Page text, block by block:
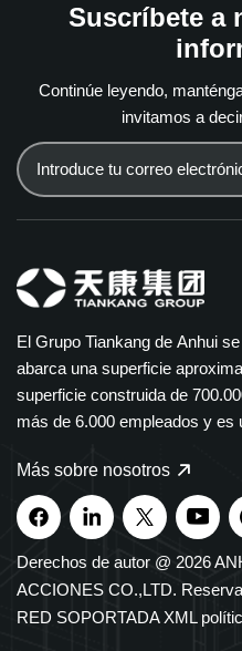
Suscríbete a
Continúe leyendo,
invitamos a
El Grupo Tiankang de Anhui
abarca una superficie
superficie construida de
más de 6.000 empleados y es
instrumentos y medidores,
farmacéuticos, equipos
cables de polímero. Nuestros
en los sectores petroquímico,
nuevas energías. El Grupo
y exportación independientes
Más sobre nosotros
Derechos de autor @ 2026
ACCIONES CO.,LTD.
RED SOPORTADA XML